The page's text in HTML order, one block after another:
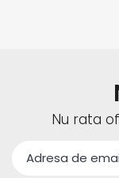
Nu rata